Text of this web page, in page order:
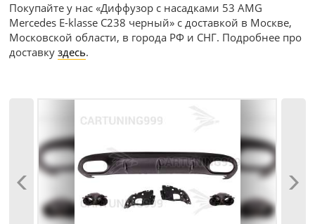
Покупайте у нас «Диффузор с насадками 53 AMG
Mercedes E-klasse C238 черный» с доставкой в Москве,
Московской области, в города РФ и СНГ. Подробнее про
доставкуздесь.